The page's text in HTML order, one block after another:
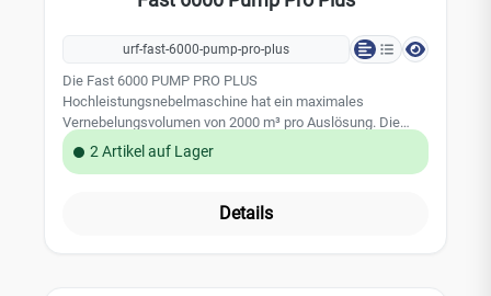
urf-fast-6000-pump-pro-plus
Die Fast 6000 PUMP PRO PLUS
Hochleistungsnebelmaschine hat ein maximales
Vernebelungsvolumen von 2000 m³ pro Auslösung. Die
maximale Vernebelungszeit pro Auslösung beträgt 80
Sekunden. Die Vernebelungszeit kann individuell auf die
maximale Tankvolumen von 4000ml ist ausreichend für
2 Artikel auf Lager
Details